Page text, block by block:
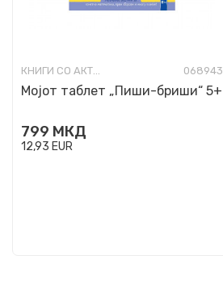
КНИГИ СО АКТИВНОСТИ 068943
Мојот таблет „Пиши-бриши“ 5+
799 МКД
12,93 EUR